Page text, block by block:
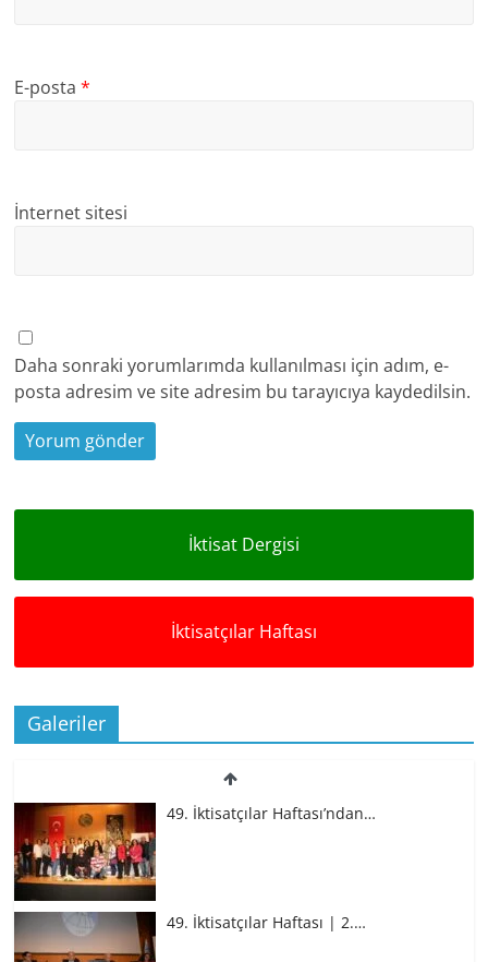
E-posta*
İnternet sitesi
Daha sonraki yorumlarımda kullanılması için adım, e-
posta adresim ve site adresim bu tarayıcıya kaydedilsin.
İktisat Dergisi
İktisatçılar Haftası
Galeriler
49. İktisatçılar Haftası’ndan…
49. İktisatçılar Haftası | 2.…